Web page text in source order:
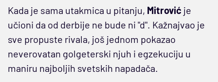
Kada je sama utakmica u pitanju, Mitrović je
učioni da od derbije ne bude ni "d". Kažnajvao je
sve propuste rivala, još jednom pokazao
neverovatan golgeterski njuh i egzekuciju u
maniru najboljih svetskih napadača.